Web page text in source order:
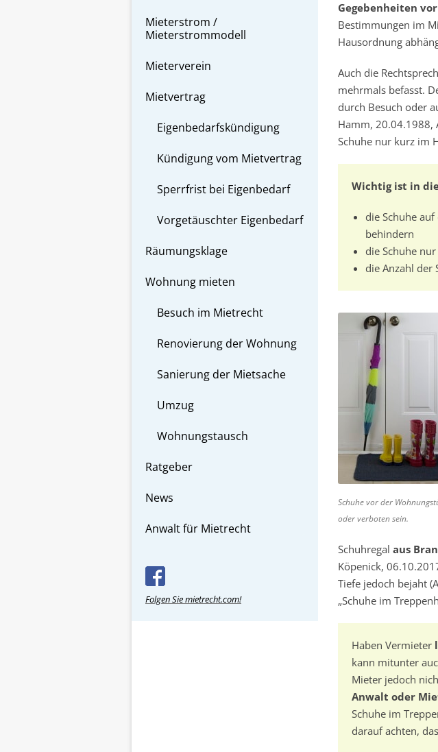
Gegebenheiten
Bestimmungen im
Hausordnung
Auch die
mehrmals befasst.
durch Besuch oder
Hamm, 20.04.1988,
Schuhe nur kurz im
Wichtig ist in
die Schuhe
behindern
die Schuhe
die Anzahl der
Schuhe vor der
oder verboten sein.
Schuhregal aus
Köpenick,
Tiefe jedoch bejaht
„Schuhe im
Haben Vermieter
kann mitunter
Mieter jedoch
Anwalt oder
Schuhe im
darauf achten,
Mieterstrom /
Mieterstrommodell
Mieterverein
Mietvertrag
Eigenbedarfskündigung
Kündigung vom Mietvertrag
Sperrfrist bei Eigenbedarf
Vorgetäuschter Eigenbedarf
Räumungsklage
Wohnung mieten
Besuch im Mietrecht
Renovierung der Wohnung
Sanierung der Mietsache
Umzug
Wohnungstausch
Ratgeber
News
Anwalt für Mietrecht
Folgen Sie mietrecht.com!